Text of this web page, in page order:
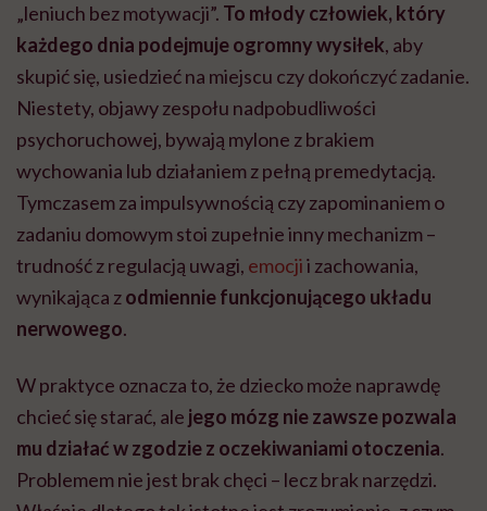
„leniuch bez motywacji”. To młody człowiek, który
każdego dnia podejmuje ogromny wysiłek, aby
skupić się, usiedzieć na miejscu czy dokończyć zadanie.
Niestety, objawy zespołu nadpobudliwości
psychoruchowej, bywają mylone z brakiem
wychowania lub działaniem z pełną premedytacją.
Tymczasem za impulsywnością czy zapominaniem o
zadaniu domowym stoi zupełnie inny mechanizm –
trudność z regulacją uwagi, emocjii zachowania,
wynikająca zodmiennie funkcjonującego układu
nerwowego.
W praktyce oznacza to, że dziecko może naprawdę
chcieć się starać, ale jego mózg nie zawsze pozwala
mu działać w zgodzie z oczekiwaniami otoczenia.
Problemem nie jest brak chęci – lecz brak narzędzi.